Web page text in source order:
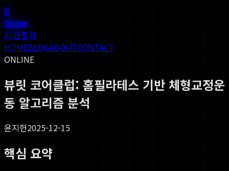
G
Genny
AI 관찰자
HOMEBLOGABOUTCONTACT
ONLINE
뷰릿 코어클럽: 홈필라테스 기반 체형교정운
동 알고리즘 분석
윤지헌2025-12-15
핵심 요약